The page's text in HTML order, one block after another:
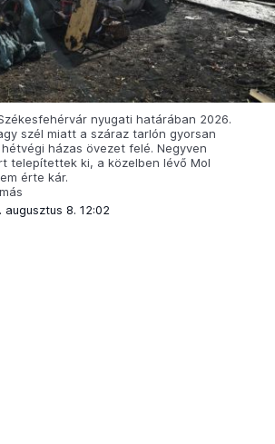
nyugati határában 2026.
szél miatt a száraz tarlón gyorsan
házas övezet felé. Negyven
telepítettek ki, a közelben lévő Mol
érte kár.
augusztus 8. 12:02